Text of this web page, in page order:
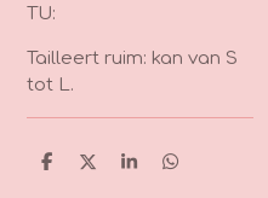
TU:
Tailleert ruim: kan van S
tot L.
D
D
S
D